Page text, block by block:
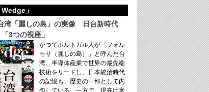
」
湾「麗しの島」の実像 日台新時代
3つの視座」
かつてポルトガル人が「フォル
モサ（麗しの島）」と呼んだ台
湾。半導体産業で世界の最先端
技術をリードし、日本統治時代
の記憶も、歴史の一部として内
包している。一方で、現在は米